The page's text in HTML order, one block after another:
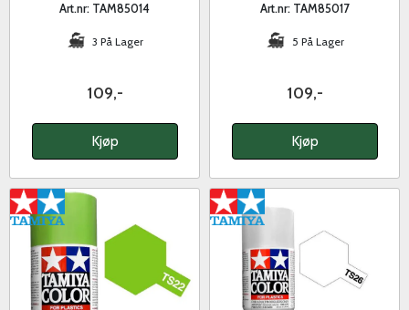
Art.nr: TAM85014
3 På Lager
109,-
Kjøp
Art.nr: TAM85017
5 På Lager
109,-
Kjøp